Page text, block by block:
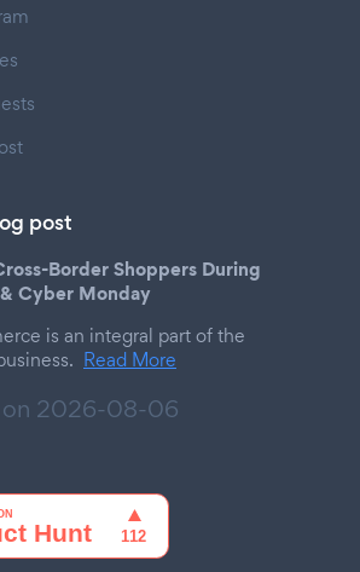
post
Border Shoppers During
Cyber Monday
is an integral part of the
Read More
2026-08-06